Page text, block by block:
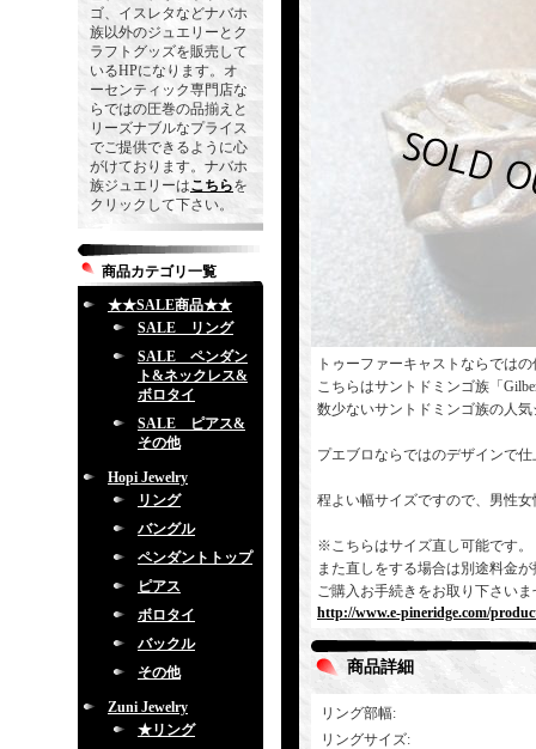
ゴ、イスレタなどナバホ
族以外のジュエリーとク
ラフトグッズを販売して
いるHPになります。オ
ーセンティック専門店な
らではの圧巻の品揃えと
リーズナブルなプライス
でご提供できるように心
がけております。ナバホ
族ジュエリーはこちらを
クリックして下さい。
商品カテゴリ一覧
★★SALE商品★★
SALE リング
SALE ペンダン
ト&ネックレス&
ボロタイ
SALE ピアス&
その他
Hopi Jewelry
リング
バングル
ペンダントトップ
ピアス
ボロタイ
バックル
その他
Zuni Jewelry
★リング
トゥーファーキャストならでは
こちらはサントドミンゴ族「
数少ないサントドミンゴ族の人
プエブロならではのデザインで
程よい幅サイズですので、男性
※こちらはサイズ直し可能です
また直しをする場合は別途料金
ご購入お手続きをお取り下さいま
http://www.e-pineridge.com/
商品詳細
リング部幅:
リングサイズ: